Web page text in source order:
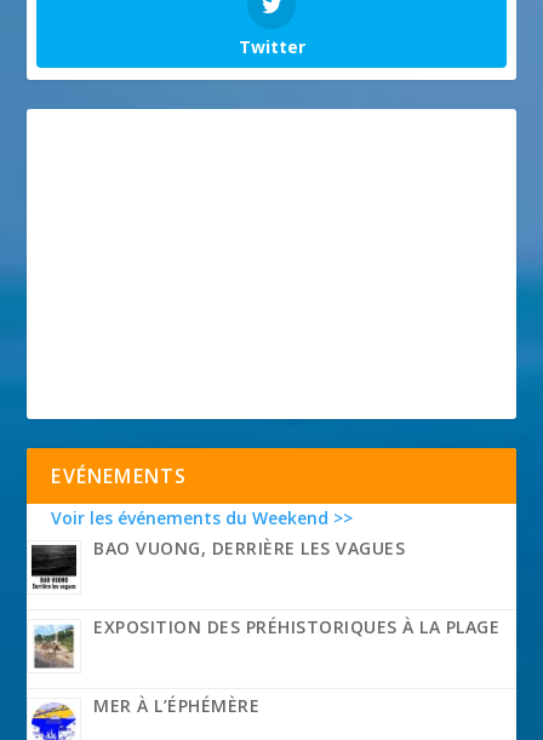
Twitter
EVÉNEMENTS
Voir les événements du Weekend >>
BAO VUONG, DERRIÈRE LES VAGUES
EXPOSITION DES PRÉHISTORIQUES À LA PLAGE
MER À L’ÉPHÉMÈRE